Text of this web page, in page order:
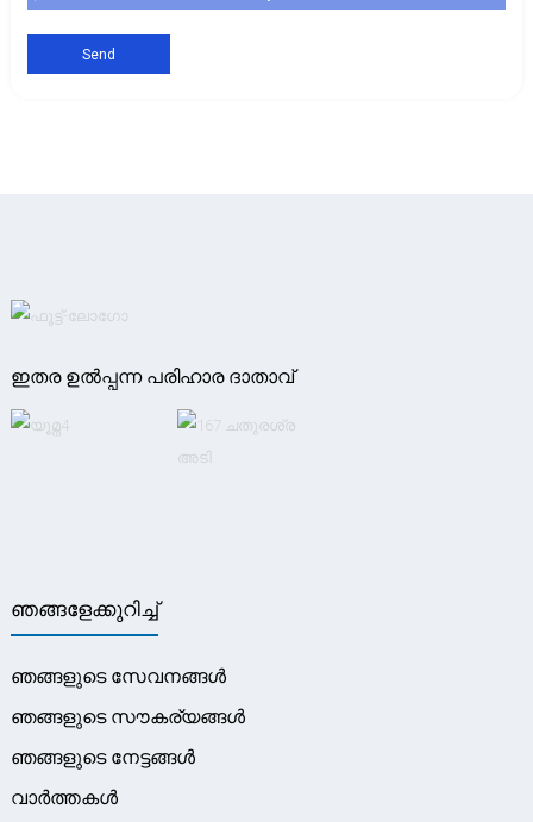
Send
ഇതര ഉൽപ്പന്ന പരിഹാര ദാതാവ്
ഞങ്ങളേക്കുറിച്ച്
ഞങ്ങളുടെ സേവനങ്ങൾ
ഞങ്ങളുടെ സൗകര്യങ്ങൾ
ഞങ്ങളുടെ നേട്ടങ്ങൾ
വാർത്തകൾ